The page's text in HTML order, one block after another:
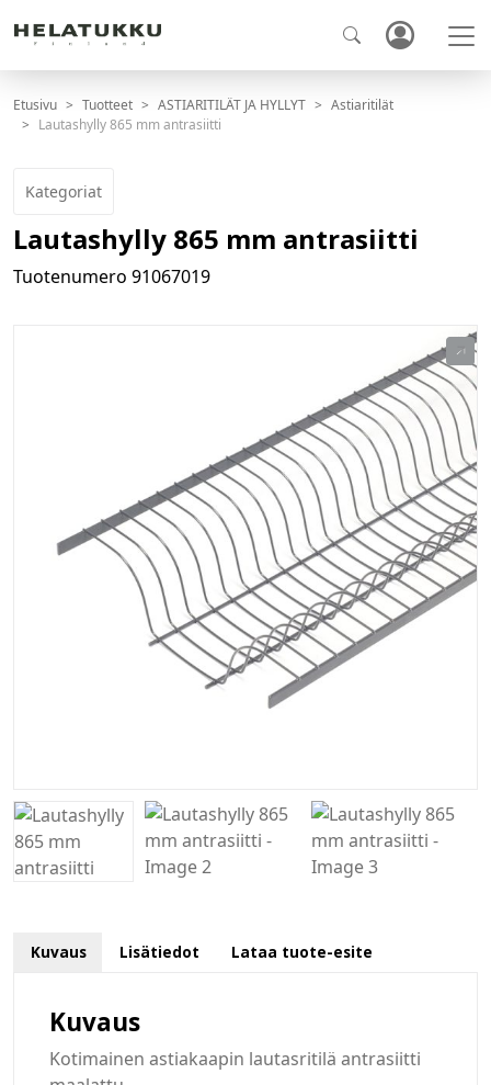
Etusivu Tuotteet ASTIARITILÄT JA HYLLYT
Astiaritilät
Lautashylly 865 mm antrasiitti
Kategoriat
Lautashylly 865 mm antrasiitti
Tuotenumero 91067019
Kuvaus Lisätiedot Lataa tuote-esite
Kuvaus
Kotimainen astiakaapin lautasritilä antrasiitti